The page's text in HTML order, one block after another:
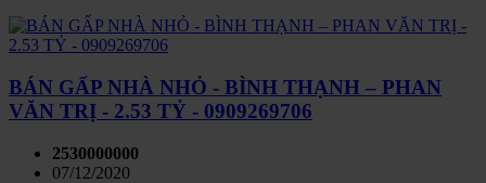
BÁN GẤP NHÀ NHỎ - BÌNH THẠNH – PHAN
VĂN TRỊ - 2.53 TỶ - 0909269706
2530000000
07/12/2020